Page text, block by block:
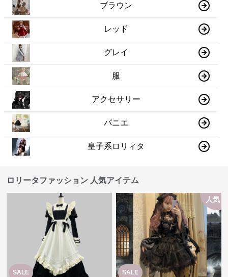
ブラウン
レッド
グレイ
服
アクセサリー
パニエ
皇子系ロリィタ
ロリータファッション 人気アイテム
SALE SALE
人気